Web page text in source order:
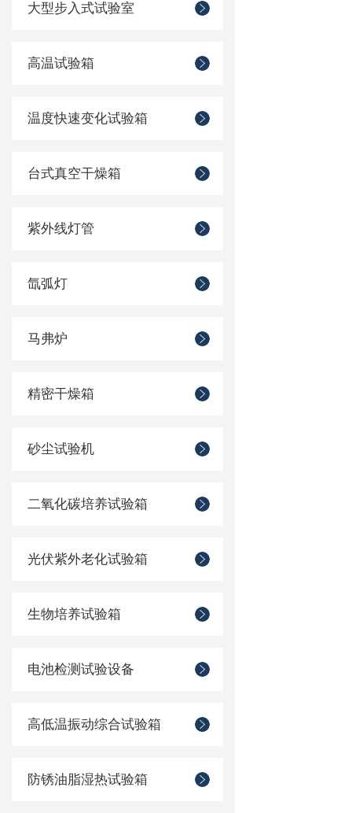
大型步入式试验室
高温试验箱
温度快速变化试验箱
台式真空干燥箱
紫外线灯管
氙弧灯
马弗炉
精密干燥箱
砂尘试验机
二氧化碳培养试验箱
光伏紫外老化试验箱
生物培养试验箱
电池检测试验设备
高低温振动综合试验箱
防锈油脂湿热试验箱